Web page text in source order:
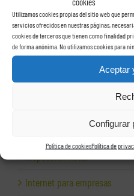
Utilizamos cookies propias del sitio web que
servicios ofrecidos en nuestras páginas,
cookies de terceros que tienen como finalidad
de forma anónima. No utilizamos cookies para
Aceptar
Configurar
Política de cookiesPolítica de
Hacienda
Herencias
Herramientas para empresas
Inspección de Hacienda
Inspección fiscal
Internet para empresas